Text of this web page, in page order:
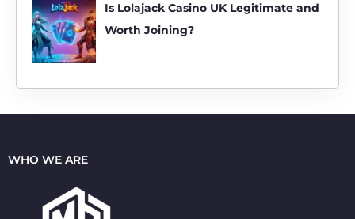
Is Lolajack Casino UK Legitimate and
Worth Joining?
WHO WE ARE